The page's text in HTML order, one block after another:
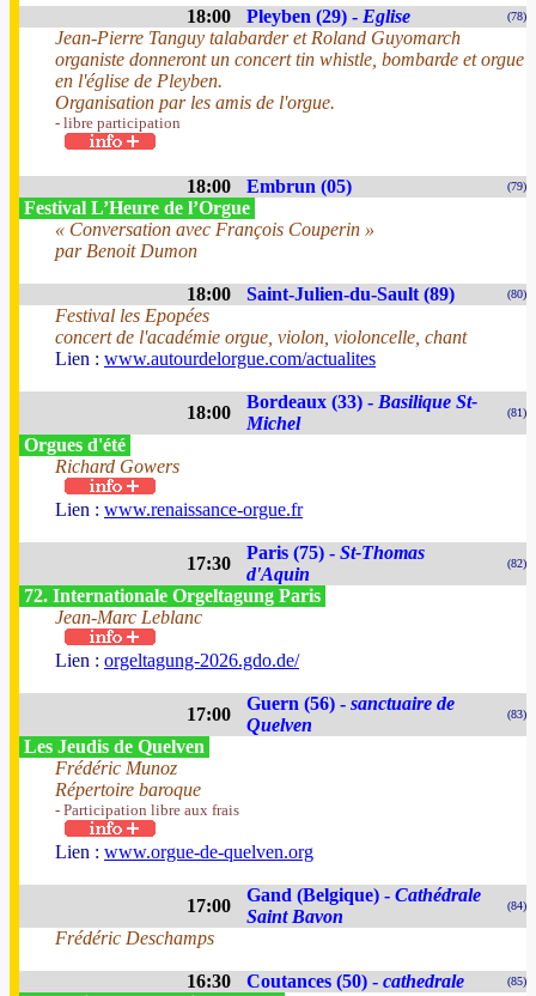
18:00 Pleyben (29) - Eglise (78)
Jean-Pierre Tanguy talabarder et Roland Guyomarch
organiste donneront un concert tin whistle, bombarde et orgue
en l'église de Pleyben.
Organisation par les amis de l'orgue.
- libre participation
18:00 Embrun (05) (79)
Festival L’Heure de l’Orgue
« Conversation avec François Couperin »
par Benoit Dumon
18:00 Saint-Julien-du-Sault (89) (80)
Festival les Epopées
concert de l'académie orgue, violon, violoncelle, chant
Lien : www.autourdelorgue.com/actualites
18:00
Bordeaux (33) - Basilique St-
Michel
(81)
Orgues d'été
Richard Gowers
Lien : www.renaissance-orgue.fr
17:30
Paris (75) - St-Thomas
d'Aquin
(82)
72. Internationale Orgeltagung Paris
Jean-Marc Leblanc
Lien : orgeltagung-2026.gdo.de/
17:00
Guern (56) - sanctuaire de
Quelven
(83)
Les Jeudis de Quelven
Frédéric Munoz
Répertoire baroque
- Participation libre aux frais
Lien : www.orgue-de-quelven.org
17:00
Gand (Belgique) - Cathédrale
Saint Bavon
(84)
Frédéric Deschamps
16:30 Coutances (50) - cathedrale (85)